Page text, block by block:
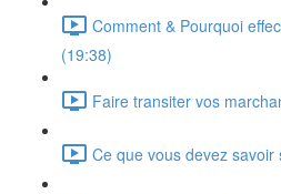
Comment & Pourquoi
(19:38)
Faire transiter vos
Ce que vous devez savoir